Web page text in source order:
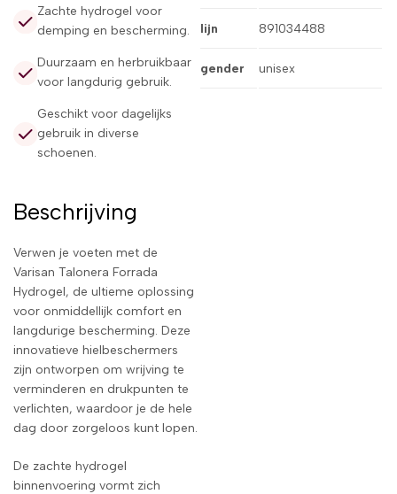
Zachte hydrogel voor
demping en bescherming.
Duurzaam en herbruikbaar
voor langdurig gebruik.
Geschikt voor dagelijks
gebruik in diverse
schoenen.
Beschrijving
Verwen je voeten met de
Varisan Talonera Forrada
Hydrogel, de ultieme oplossing
voor onmiddellijk comfort en
langdurige bescherming. Deze
innovatieve hielbeschermers
zijn ontworpen om wrijving te
verminderen en drukpunten te
verlichten, waardoor je de hele
dag door zorgeloos kunt lopen.
De zachte hydrogel
binnenvoering vormt zich
lijn 891034488
gender unisex